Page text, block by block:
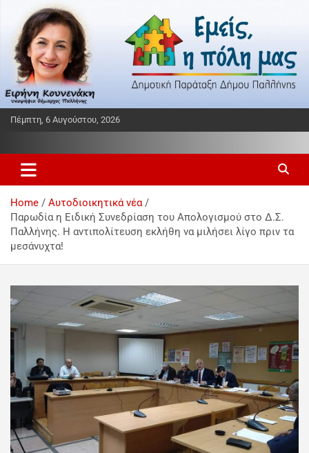
Πέμπτη, 6 Αυγούστου, 2026
Εμείς η πόλη μας
Home
Αυτοδιοικητικά νέα
Παρωδία η Ειδική Συνεδρίαση του Απολογισμού στο Δ.Σ.
Παλλήνης. Η αντιπολίτευση εκλήθη να μιλήσει λίγο πριν τα
μεσάνυχτα!